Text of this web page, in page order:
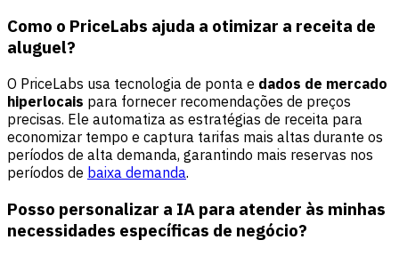
Como o PriceLabs ajuda a otimizar a receita de
aluguel?
O PriceLabs usa tecnologia de ponta e dados de mercado
hiperlocais para fornecer recomendações de preços
precisas. Ele automatiza as estratégias de receita para
economizar tempo e captura tarifas mais altas durante os
períodos de alta demanda, garantindo mais reservas nos
períodos de baixa demanda.
Posso personalizar a IA para atender às minhas
necessidades específicas de negócio?